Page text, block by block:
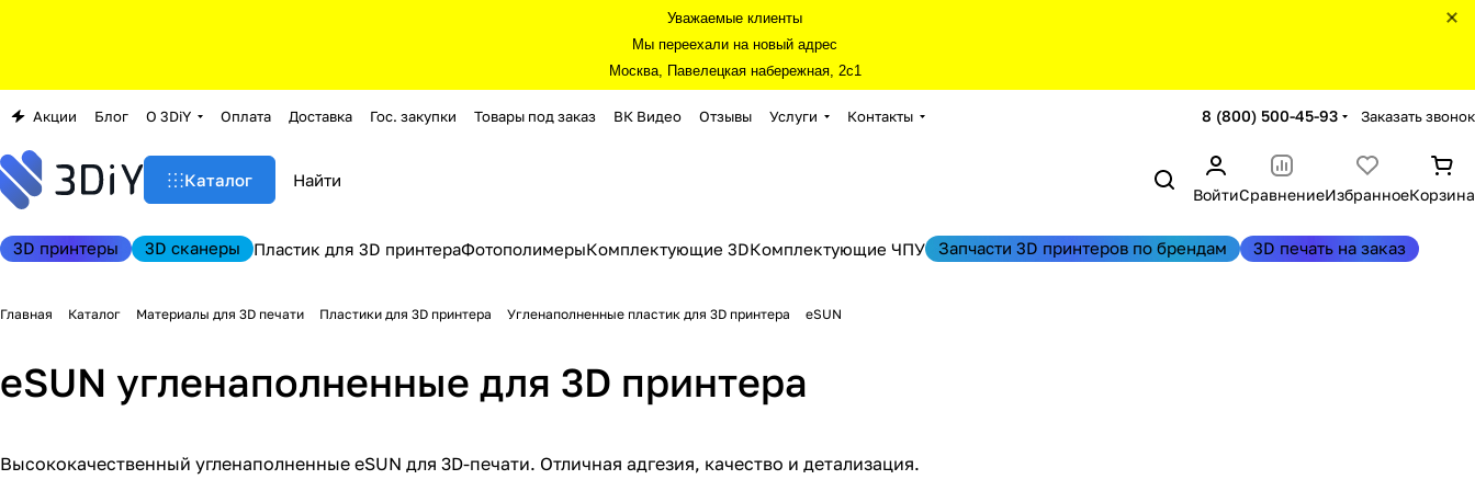
Уважаемые клиенты
Мы переехали на новый адрес
Москва, Павелецкая набережная, 2с1
Акции Блог О 3DiY Оплата Доставка Гос. закупки Товары под заказ ВК Видео Отзывы Услуги Контакты 8 (800) 500-45-93 Заказать звонок
Каталог
ВойтиСравнениеИзбранноеКорзина
3D принтеры 3D сканеры Пластик для 3D принтераФотополимерыКомплектующие 3DКомплектующие ЧПУ Запчасти 3D принтеров по брендам 3D печать на заказ
Главная Каталог Материалы для 3D печати Пластики для 3D принтера Угленаполненные пластик для 3D принтера eSUN
eSUN угленаполненные для 3D принтера
Высококачественный угленаполненные eSUN для 3D-печати. Отличная адгезия, качество и детализация.